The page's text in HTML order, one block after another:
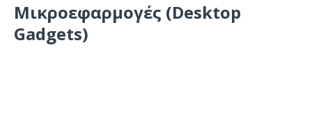
Μικροεφαρμογές (Desktop
Gadgets)